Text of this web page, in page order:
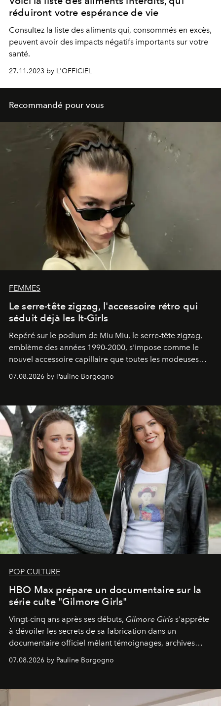
réduiront votre espérance de vie
Consultez la liste des aliments qui, consommés en excès,
peuvent avoir des impacts négatifs importants sur votre
santé.
27.11.2023 by L'OFFICIEL
Recommandé pour vous
FEMMES
Le serre-tête zigzag, l'accessoire rétro qui
séduit déjà les It-Girls
Repéré sur le podium de Miu Miu, le serre-tête zigzag,
emblème des années 1990-2000, s'impose comme le
nouvel accessoire capillaire que toutes les modeuses
s'arrachent déjà.
07.08.2026 by Pauline Borgogno
POP CULTURE
HBO Max prépare un documentaire sur la
série culte "Gilmore Girls"
Vingt-cinq ans après ses débuts, Gilmore Girls s'apprête
à dévoiler les secrets de sa fabrication dans un
documentaire officiel mêlant témoignages, archives
inédites et plongée dans les coulisses d'un phénomène
générationnel.
07.08.2026 by Pauline Borgogno